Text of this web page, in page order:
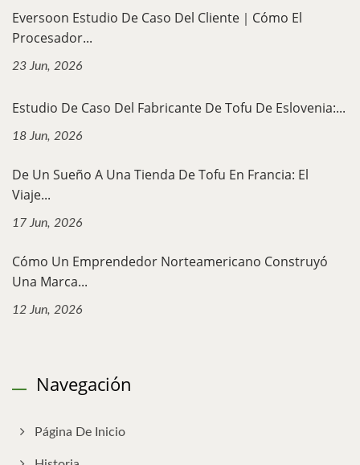
Eversoon Estudio De Caso Del Cliente｜Cómo El
Procesador...
23 Jun, 2026
Estudio De Caso Del Fabricante De Tofu De Eslovenia:...
18 Jun, 2026
De Un Sueño A Una Tienda De Tofu En Francia: El
Viaje...
17 Jun, 2026
Cómo Un Emprendedor Norteamericano Construyó
Una Marca...
12 Jun, 2026
Navegación
Página De Inicio